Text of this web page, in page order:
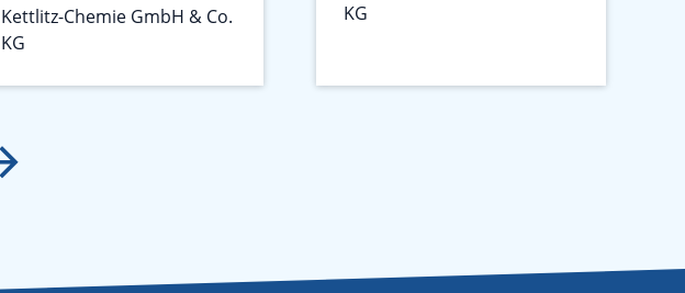
Kettlitz-Chemie GmbH & Co.
KG
KG